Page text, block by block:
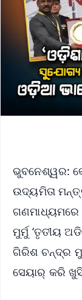
ଭୁବନେଶ୍ୱର:
ଉଦ୍ୟମିତା
ଗଣମାଧ୍ୟମରେ
ମୁର୍ମୁ ‘ତୃତୀୟ
ଗିରିଶ ଚନ୍ଦ୍ର
ସେୟାର୍ କରି